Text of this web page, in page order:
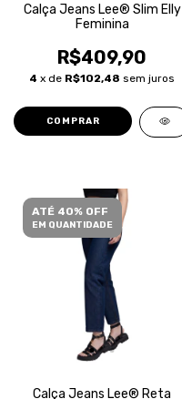
Calça Jeans Lee® Slim Elly
Feminina
R$409,90
4 x de R$102,48 sem juros
COMPRAR
ATÉ 40% OFF
EM QUANTIDADE
Calça Jeans Lee® Reta